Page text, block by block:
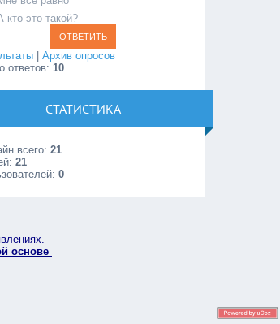
кто это такой?
|Архив опросов
ответов:10
СТАТИСТИКА
всего:21
21
0
основе